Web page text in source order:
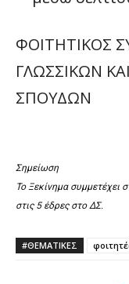
ΦΟΙΤΗΤΙΚΟΣ
ΓΛΩΣΣΙΚΩΝ
ΣΠΟΥΔΩΝ
Σημείωση
Το Ξεκίνημα συμμετέχει
στις 5 έδρες στο ΔΣ.
#ΘΕΜΑΤΙΚΈΣ